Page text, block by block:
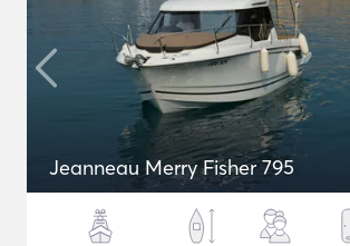
Jeanneau Merry Fisher 795